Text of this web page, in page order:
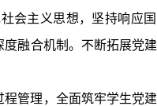
会主义思想，坚持响应
融合机制。不断拓展党
管理，全面筑牢学生党